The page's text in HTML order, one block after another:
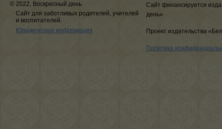
© 2022, Воскресный день
Сайт для заботливых родителей, учителей
и воспитателей.
Юридическая информация
Сайт финансируется
день»
Проект издательства
Политика